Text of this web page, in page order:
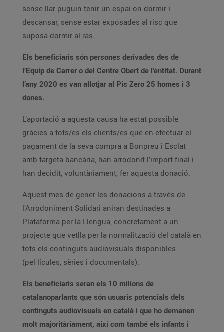
sense llar puguin tenir un espai on dormir i
descansar, sense estar exposades al risc que
suposa dormir al ras.
Els beneficiaris són persones derivades des de
l’Equip de Carrer o del Centre Obert de l’entitat. Durant
l’any 2020 es van allotjar al Pis Zero 25 homes i 3
dones.
L’aportació a aquesta causa ha estat possible
gràcies a tots/es els clients/es que en efectuar el
pagament de la seva compra a Bonpreu i Esclat
amb targeta bancària, han arrodonit l’import final i
han decidit, voluntàriament, fer aquesta donació.
Aquest mes de gener les donacions a través de
l’Arrodoniment Solidari aniran destinades a
Plataforma per la Llengua, concretament a un
projecte que vetlla per la normalització del català en
tots els continguts audiovisuals disponibles
(pel·lícules, sèries i documentals).
Els beneficiaris seran els 10 milions de
catalanoparlants que són usuaris potencials dels
continguts audiovisuals en català i que ho demanen
molt majoritàriament, així com també els infants i